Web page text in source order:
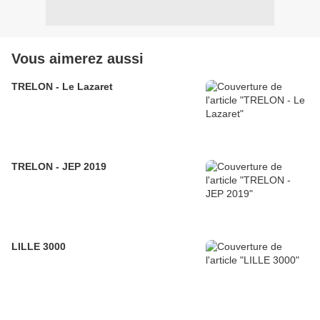
Vous aimerez aussi
TRELON - Le Lazaret
TRELON - JEP 2019
LILLE 3000